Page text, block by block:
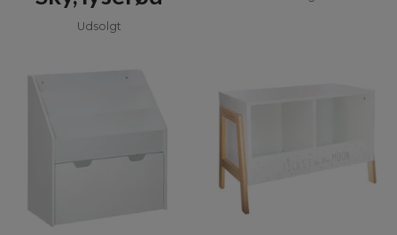
Udsolgt